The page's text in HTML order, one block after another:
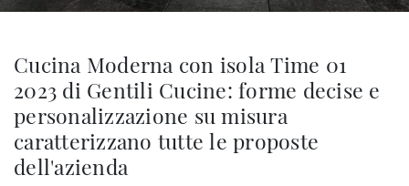
Cucina Moderna con isola Time 01
2023 di Gentili Cucine: forme decise e
personalizzazione su misura
caratterizzano tutte le proposte
dell'azienda